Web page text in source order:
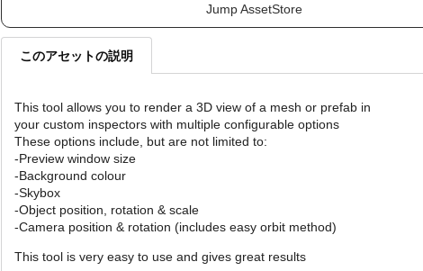
Jump AssetStore
このアセットの説明
This tool allows you to render a 3D view of a mesh or prefab in
your custom inspectors with multiple configurable options
These options include, but are not limited to:
-Preview window size
-Background colour
-Skybox
-Object position, rotation & scale
-Camera position & rotation (includes easy orbit method)
This tool is very easy to use and gives great results